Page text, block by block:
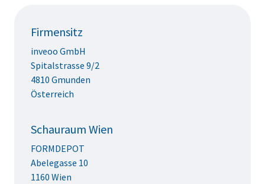
Firmensitz
inveoo GmbH
Spitalstrasse 9/2
4810 Gmunden
Österreich
Schauraum Wien
FORMDEPOT
Abelegasse 10
1160 Wien